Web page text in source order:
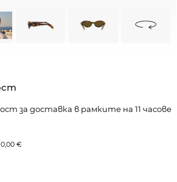
за доставка в рамките на 11 часове
€